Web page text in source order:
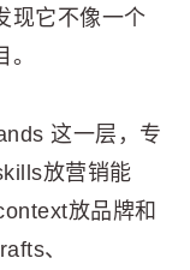
现它不像一个
这一层，专
放营销能
放品牌和
、